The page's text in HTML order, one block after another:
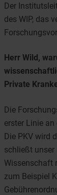
Der
des WIP, das
Herr Wild,
Private
Die
erster Linie an
Die PKV wird
schließt unser
Wissenschaft
zum Beispiel